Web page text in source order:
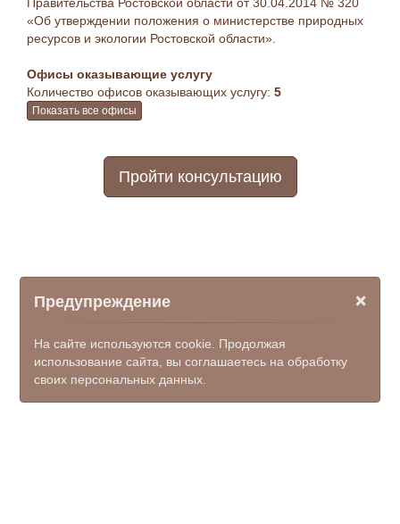
«Об утверждении положения о министерстве природных
ресурсов и экологии Ростовской области».
Офисы оказывающие услугу
Количество офисов оказывающих услугу: 5
Показать все офисы
Пройти консультацию
×
Предупреждение
На сайте используются cookie. Продолжая
использование сайта, вы соглашаетесь на обработку
своих персональных данных.